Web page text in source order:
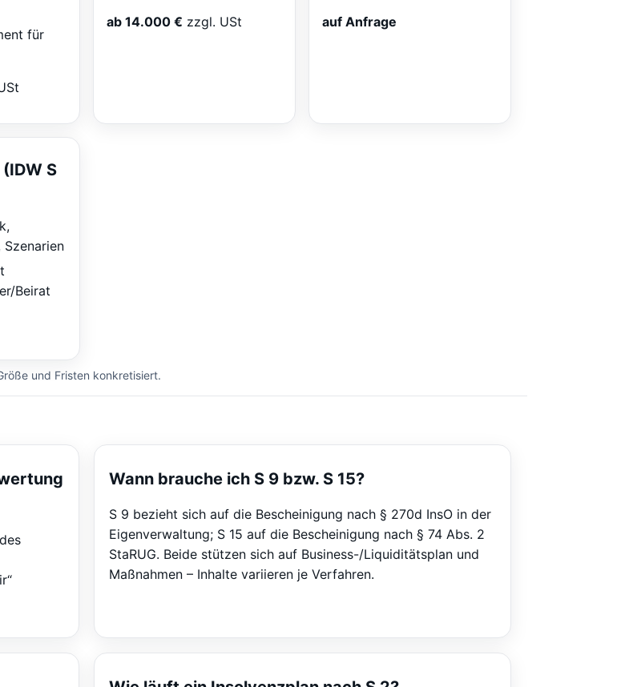
für
ab 14.000 € zzgl. USt auf Anfrage
S
Szenarien
Beirat
und Fristen konkretisiert.
Wann brauche ich S 9 bzw. S 15?
S 9 bezieht sich auf die Bescheinigung nach § 270d InsO in der
Eigenverwaltung; S 15 auf die Bescheinigung nach § 74 Abs. 2
StaRUG. Beide stützen sich auf Business-/Liquiditätsplan und
Maßnahmen – Inhalte variieren je Verfahren.